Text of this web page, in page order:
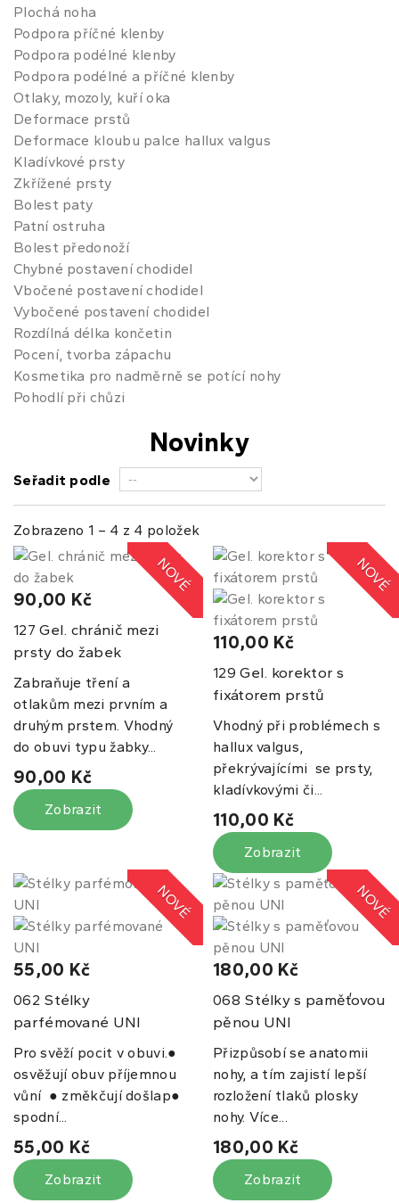
Plochá noha
Podpora příčné klenby
Podpora podélné klenby
Podpora podélné a příčné klenby
Otlaky, mozoly, kuří oka
Deformace prstů
Deformace kloubu palce hallux valgus
Kladívkové prsty
Zkřížené prsty
Bolest paty
Patní ostruha
Bolest předonoží
Chybné postavení chodidel
Vbočené postavení chodidel
Vybočené postavení chodidel
Rozdílná délka končetin
Pocení, tvorba zápachu
Kosmetika pro nadměrně se potící nohy
Pohodlí při chůzi
Novinky
Seřadit podle
Zobrazeno 1 – 4 z 4 položek
90,00 Kč
NOVÉ
127 Gel. chránič mezi
prsty do žabek
Zabraňuje tření a
otlakům mezi prvním a
druhým prstem. Vhodný
do obuvi typu žabky...
90,00 Kč
Zobrazit
110,00 Kč
NOVÉ
129 Gel. korektor s
fixátorem prstů
Vhodný při problémech s
hallux valgus,
překrývajícími se prsty,
kladívkovými či...
110,00 Kč
Zobrazit
55,00 Kč
NOVÉ
062 Stélky
parfémované UNI
Pro svěží pocit v obuvi.●
osvěžují obuv příjemnou
vůní ● změkčují došlap●
spodní...
55,00 Kč
Zobrazit
180,00 Kč
NOVÉ
068 Stélky s paměťovou
pěnou UNI
Přizpůsobí se anatomii
nohy, a tím zajistí lepší
rozložení tlaků plosky
nohy. Více...
180,00 Kč
Zobrazit